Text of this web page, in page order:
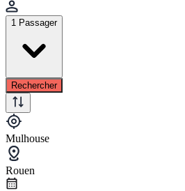
1 Passager
Rechercher
Mulhouse
Rouen